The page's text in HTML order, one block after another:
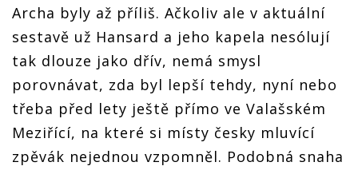
Archa byly až příliš. Ačkoliv ale v aktuální
sestavě už Hansard a jeho kapela nesólují
tak dlouze jako dřív, nemá smysl
porovnávat, zda byl lepší tehdy, nyní nebo
třeba před lety ještě přímo ve Valašském
Meziřící, na které si místy česky mluvící
zpěvák nejednou vzpomněl. Podobná snaha